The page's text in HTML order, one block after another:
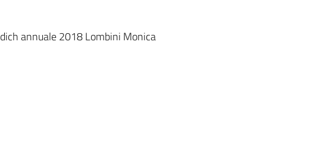
dich annuale 2018 Lombini Monica